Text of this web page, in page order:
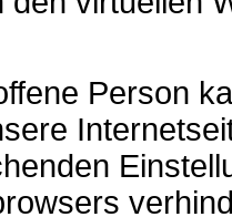
Person